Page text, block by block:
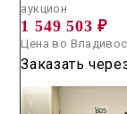
аукцион
1 549 503 ₽
Цена во
Заказать